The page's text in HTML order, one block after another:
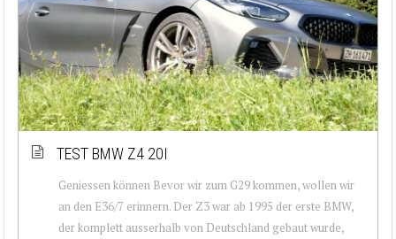
TEST BMW Z4 20I
Geniessen können Bevor wir zum G29 kommen, wollen wir
an den E36/7 erinnern. Der Z3 war ab 1995 der erste BMW,
der komplett ausserhalb von Deutschland gebaut wurde,